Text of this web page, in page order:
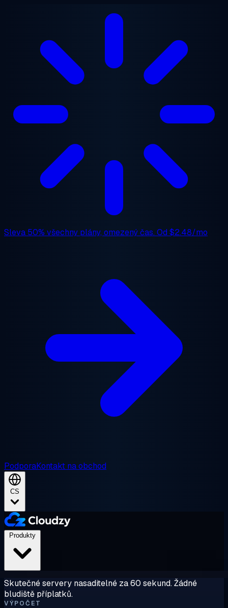
Sleva 50% všechny plány, omezený čas. Od $2.48/mo
PodporaKontakt na obchod
CS
Skutečné servery nasaditelné za 60 sekund. Žádné
bludiště příplatků.
VÝPOČET